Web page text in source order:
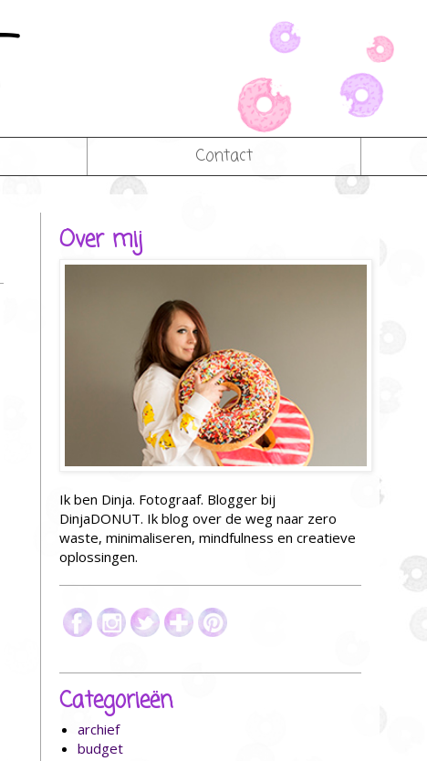
Contact
Over mij
Ik ben Dinja. Fotograaf. Blogger bij
DinjaDONUT. Ik blog over de weg naar zero
waste, minimaliseren, mindfulness en creatieve
oplossingen.
Categorieën
archief
budget